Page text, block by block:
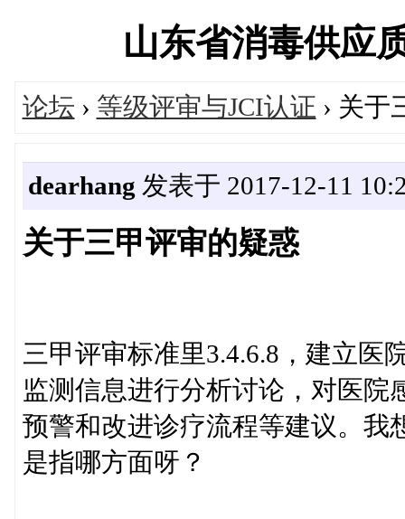
山东省消毒供应
论坛 › 等级评审与JCI认证 › 关于
dearhang 发表于 2017-12-11
关于三甲评审的疑惑
三甲评审标准里3.4.6.8，建立医
监测信息进行分析讨论，对医院
预警和改进诊疗流程等建议。我
是指哪方面呀？